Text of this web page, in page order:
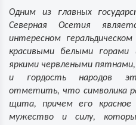
Одним из главных
Северная Осетия
интересном
красивыми белыми горами
яркими червлеными
и гордость народов
отметить, что символика
щита, причем его красное
мужество и силу,